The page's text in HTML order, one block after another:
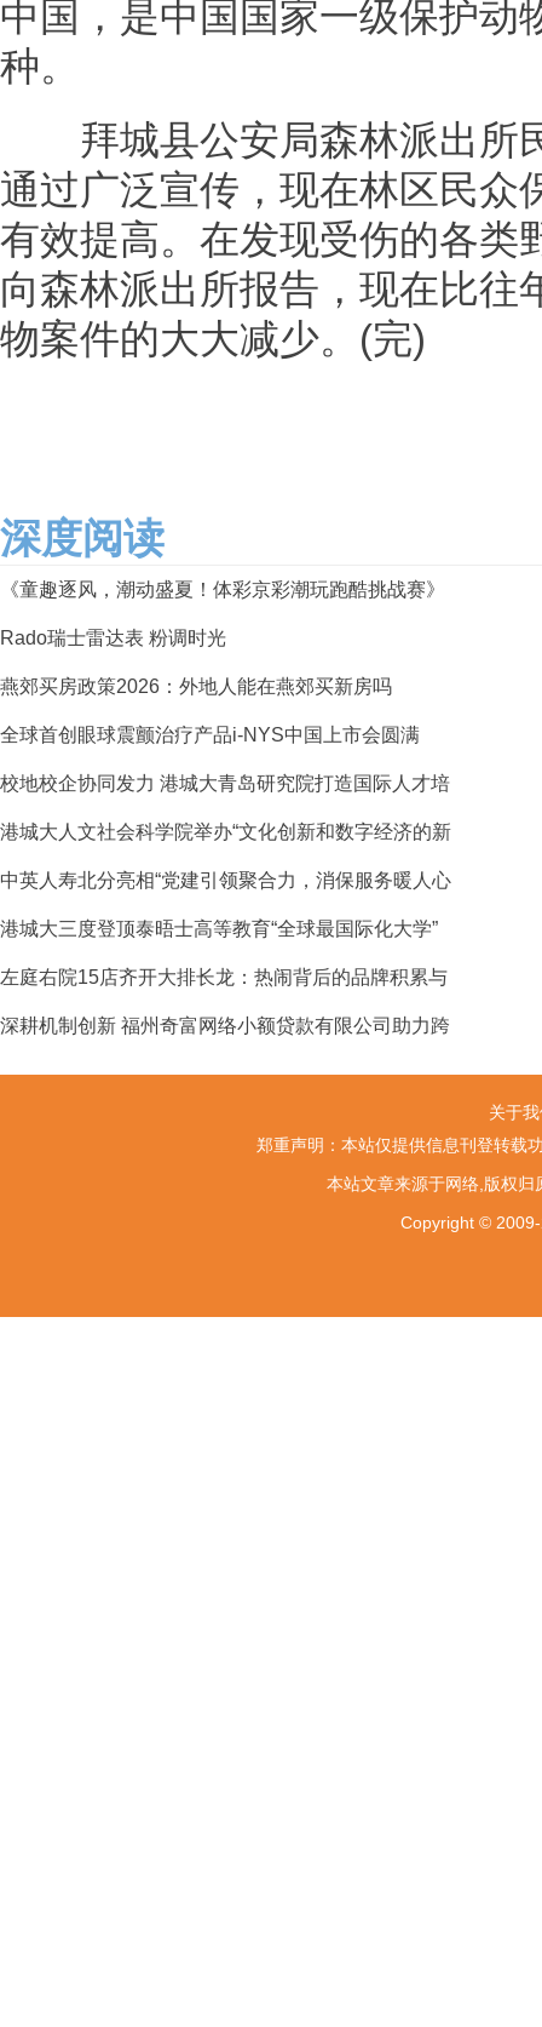
中国，是中国国家一级保护动
种。
拜城县公安局森林派出所
通过广泛宣传，现在林区民众
有效提高。在发现受伤的各类
向森林派出所报告，现在比往
物案件的大大减少。(完)
深度阅读
《童趣逐风，潮动盛夏！体彩京彩潮玩跑酷挑战赛》
Rado瑞士雷达表 粉调时光
燕郊买房政策2026：外地人能在燕郊买新房吗
全球首创眼球震颤治疗产品i-NYS中国上市会圆满
校地校企协同发力 港城大青岛研究院打造国际人才培
港城大人文社会科学院举办“文化创新和数字经济的新
中英人寿北分亮相“党建引领聚合力，消保服务暖人心
港城大三度登顶泰晤士高等教育“全球最国际化大学”
左庭右院15店齐开大排长龙：热闹背后的品牌积累与
深耕机制创新 福州奇富网络小额贷款有限公司助力跨
关于
郑重声明：本站仅提供信息刊登转载
本站文章来源于网络,版权
Copyright ©